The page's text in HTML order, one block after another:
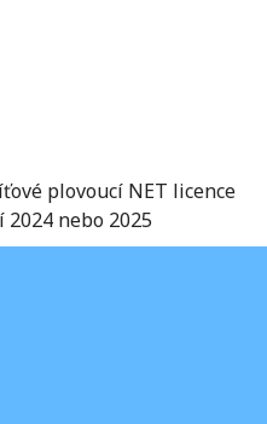
plovoucí NET licence
nebo 2025